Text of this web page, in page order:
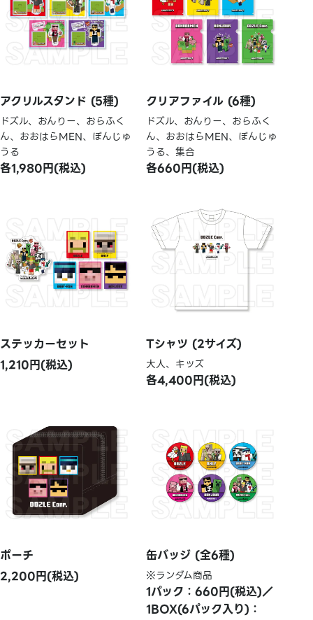
アクリルスタンド (5種)
ドズル、おんりー、おらふく
ん、おおはらMEN、ぼんじゅ
うる
各1,980円(税込)
クリアファイル (6種)
ドズル、おんりー、おらふく
ん、おおはらMEN、ぼんじゅ
うる、集合
各660円(税込)
ステッカーセット
1,210円(税込)
Tシャツ (2サイズ)
大人、キッズ
各4,400円(税込)
ポーチ
2,200円(税込)
缶バッジ (全6種)
※ランダム商品
1パック：660円(税込)／
1BOX(6パック入り)：